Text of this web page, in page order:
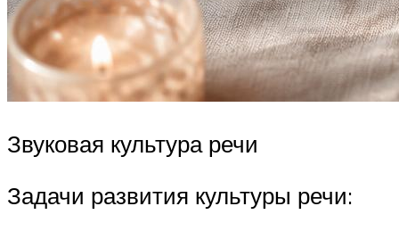
Звуковая культура речи
Задачи развития культуры речи: